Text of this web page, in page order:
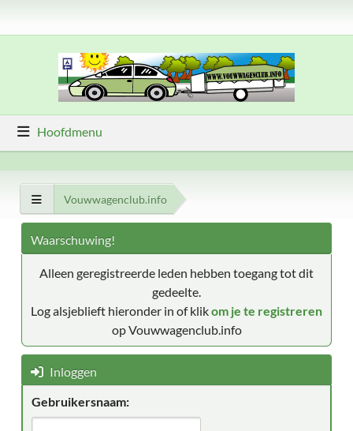
Hoofdmenu
Vouwwagenclub.info
Waarschuwing!
Alleen geregistreerde leden hebben toegang tot dit
gedeelte.
Log alsjeblieft hieronder in of klikom je te registreren
op Vouwwagenclub.info
Inloggen
Gebruikersnaam: